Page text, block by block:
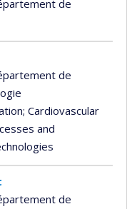
de
de
; Cardiovascular
and
de